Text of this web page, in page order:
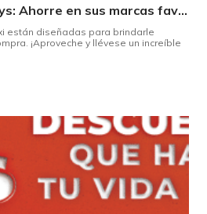
Llegaron los MaxiDays: Ahorre en sus marcas favoritas
están diseñadas para brindarle
¡Aproveche y llévese un increíble